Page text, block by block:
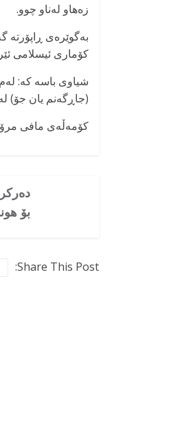
زەهاو لەناو چوو.
بەگوێرەی ڕاپۆرتە
کۆماری ئیسلامی
(جاڕگەنم یان جۆ)
کۆمەڵەی مافی
بۆ
Share This Post: